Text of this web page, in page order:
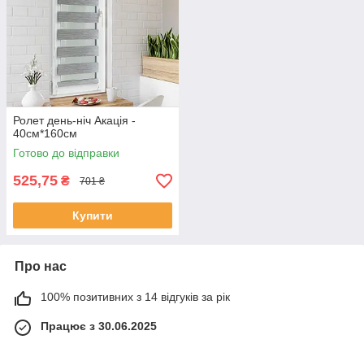
Ролет день-ніч Акація -
40см*160см
Готово до відправки
525,75 ₴ 701 ₴
Купити
Про нас
100% позитивних з 14 відгуків за рік
Працює з 30.06.2025